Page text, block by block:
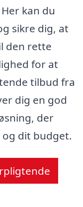
kan du
sikre dig, at
den rette
for at
tilbud fra
dig en god
der
dit budget.